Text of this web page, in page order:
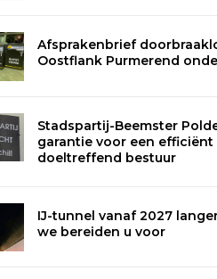
Afsprakenbrief
Oostflank Purmerend
Stadspartij-Beemster
garantie voor een efficiënt
doeltreffend bestuur
IJ-tunnel vanaf 2027
we bereiden u voor